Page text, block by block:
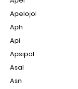
Apelojol
Aph
Api
Apsipol
Asal
Asn